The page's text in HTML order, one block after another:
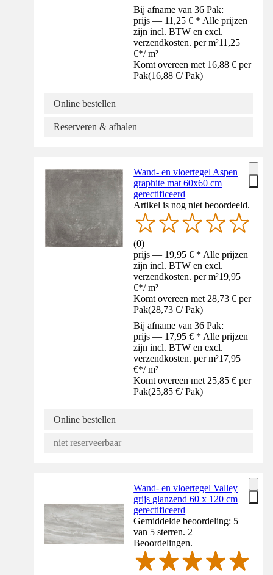
Bij afname van 36 Pak:
prijs — 11,25 € * Alle prijzen
zijn incl. BTW en excl.
verzendkosten. per m²11,25
€*/ m²
Komt overeen met 16,88 € per
Pak(16,88 €/ Pak)
Online bestellen
Reserveren & afhalen
Wand- en vloertegel Aspen
graphite mat 60x60 cm
gerectificeerd
Artikel is nog niet beoordeeld.
(0)
prijs — 19,95 € * Alle prijzen
zijn incl. BTW en excl.
verzendkosten. per m²19,95
€*/ m²
Komt overeen met 28,73 € per
Pak(28,73 €/ Pak)
Bij afname van 36 Pak:
prijs — 17,95 € * Alle prijzen
zijn incl. BTW en excl.
verzendkosten. per m²17,95
€*/ m²
Komt overeen met 25,85 € per
Pak(25,85 €/ Pak)
Online bestellen
niet reserveerbaar
Wand- en vloertegel Valley
grijs glanzend 60 x 120 cm
gerectificeerd
Gemiddelde beoordeling: 5
van 5 sterren. 2
Beoordelingen.